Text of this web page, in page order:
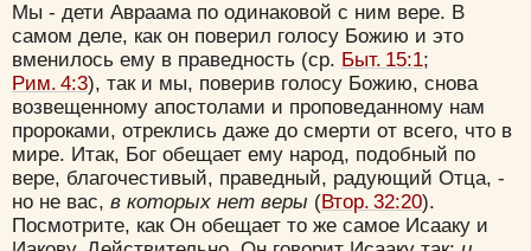
Мы - дети Авраама по одинаковой с ним вере. В
самом деле, как он поверил голосу Божию и это
вменилось ему в праведность (ср. Быт. 15:1;
Рим. 4:3), так и мы, поверив голосу Божию, снова
возвещенному апостолами и проповеданному нам
пророками, отреклись даже до смерти от всего, что в
мире. Итак, Бог обещает ему народ, подобный по
вере, благочестивый, праведный, радующий Отца, -
но не вас, в которых нет веры (Втор. 32:20).
Посмотрите, как Он обещает то же самое Исааку и